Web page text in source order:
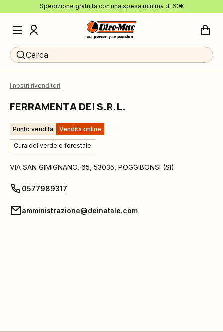
Spedizione gratuita con una spesa minima di 60€
Cerca
I nostri rivenditori
FERRAMENTA DEI S.R.L.
Punto vendita Vendita online
Cura del verde e forestale
VIA SAN GIMIGNANO, 65 53036 POGGIBONSI (SI)
0577989317
amministrazione@deinatale.com